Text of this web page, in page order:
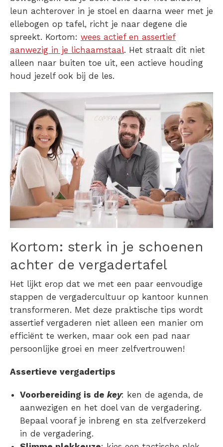
leun achterover in je stoel en daarna weer met je
ellebogen op tafel, richt je naar degene die
spreekt. Kortom: wees actief en assertief
aanwezig in je lichaamstaal. Het straalt dit niet
alleen naar buiten toe uit, een actieve houding
houd jezelf ook bij de les.
Kortom: sterk in je schoenen
achter de vergadertafel
Het lijkt erop dat we met een paar eenvoudige
stappen de vergadercultuur op kantoor kunnen
transformeren. Met deze praktische tips wordt
assertief vergaderen niet alleen een manier om
efficiënt te werken, maar ook een pad naar
persoonlijke groei en meer zelfvertrouwen!
Assertieve vergadertips
Voorbereiding is de key: ken de agenda, de
aanwezigen en het doel van de vergadering.
Bepaal vooraf je inbreng en sta zelfverzekerd
in de vergadering.